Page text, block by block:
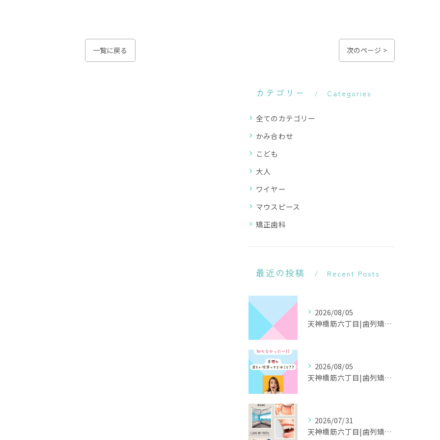
一覧に戻る 次のページ >
カテゴリー Categories
全てのカテゴリー
かみ合わせ
こども
大人
ワイヤー
マウスピース
矯正歯科
最近の投稿 Recent Posts
2026/08/05
天神橋筋六丁目|歯列矯正専門
2026/08/05
天神橋筋六丁目|歯列矯正専門
2026/07/31
天神橋筋六丁目|歯列矯正専門